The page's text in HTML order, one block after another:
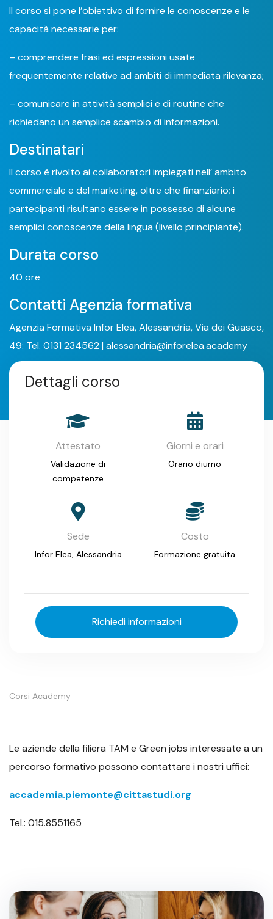
Il corso si pone l’obiettivo di fornire le conoscenze e le
capacità necessarie per:
– comprendere frasi ed espressioni usate
frequentemente relative ad ambiti di immediata rilevanza;
– comunicare in attività semplici e di routine che
richiedano un semplice scambio di informazioni.
Destinatari
Il corso è rivolto ai collaboratori impiegati nell’ ambito
commerciale e del marketing, oltre che finanziario; i
partecipanti risultano essere in possesso di alcune
semplici conoscenze della lingua (livello principiante).
Durata corso
40 ore
Contatti Agenzia formativa
Agenzia Formativa Infor Elea, Alessandria, Via dei Guasco,
49: Tel. 0131 234562 | alessandria@inforelea.academy
Dettagli corso
Attestato
Validazione di
competenze
Giorni e orari
Orario diurno
Sede
Infor Elea, Alessandria
Costo
Formazione gratuita
Richiedi informazioni
Corsi Academy
Le aziende della filiera TAM e Green jobs interessate a un
percorso formativo possono contattare i nostri uffici:
accademia.piemonte@cittastudi.org
Tel.: 015.8551165